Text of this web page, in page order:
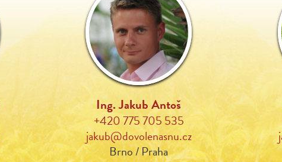
Ing. Jakub Antoš
+420 775 705 535
jakub@dovolenasnu.cz
Brno / Praha